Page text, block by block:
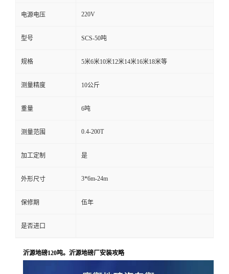
电源电压 220V
型号 SCS-50吨
规格 5米6米10米12米14米16米18米等
测量精度 10公斤
重量 6吨
测量范围 0.4-200T
加工定制 是
外形尺寸 3*6m-24m
保修期 伍年
是否进口
沂源地磅120吨。沂源地磅厂安装攻略